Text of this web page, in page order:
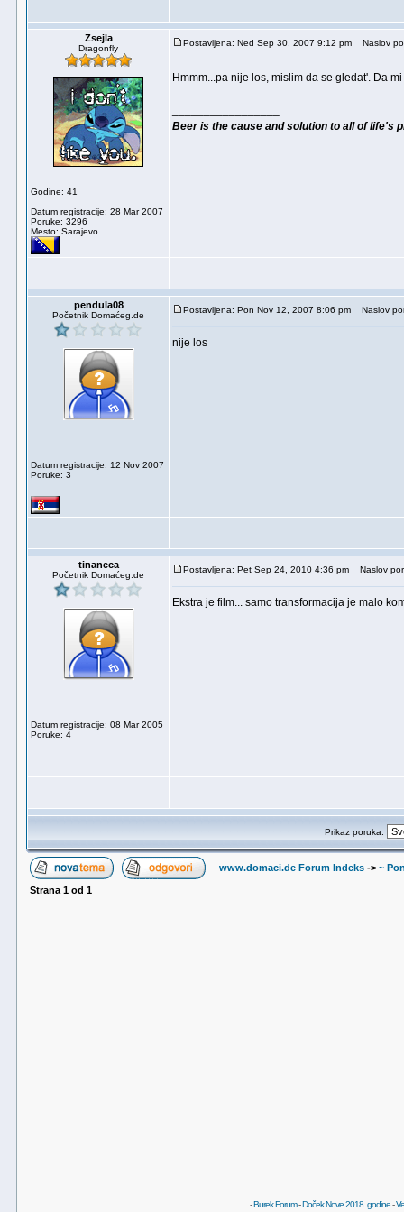
Zsejla
Dragonfly
Godine: 41
Datum registracije: 28 Mar 2007
Poruke: 3296
Mesto: Sarajevo
Postavljena: Ned Sep 30, 2007 9:12 pm Naslov
Hmmm...pa nije los, mislim da se gledat'. Da
Beer is the cause and solution to all of life's
pendula08
Početnik Domaćeg.de
Datum registracije: 12 Nov 2007
Poruke: 3
Postavljena: Pon Nov 12, 2007 8:06 pm Naslov
nije los
tinaneca
Početnik Domaćeg.de
Datum registracije: 08 Mar 2005
Poruke: 4
Postavljena: Pet Sep 24, 2010 4:36 pm Naslov
Ekstra je film... samo transformacija je malo
Prikaz poruka:
www.domaci.de Forum Indeks -> ~
Strana 1 od 1
-Burek Forum-Doček Nove 2018. godine-